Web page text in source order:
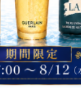
再入荷